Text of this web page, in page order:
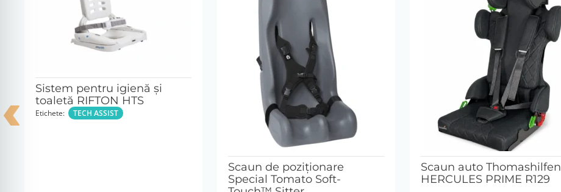
Sistem pentru igienă şi
toaletă RIFTON HTS
Etichete: TECH ASSIST
Scaun de poziționare
Special Tomato Soft-
Scaun auto Thomashilfen
HERCULES PRIME R129